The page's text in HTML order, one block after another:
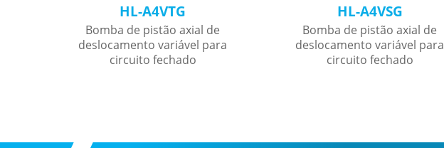
HL-A4VTG
Bomba de pistão axial de
deslocamento variável para
circuito fechado
HL-A4VSG
Bomba de pistão axial de
deslocamento variável para
circuito fechado